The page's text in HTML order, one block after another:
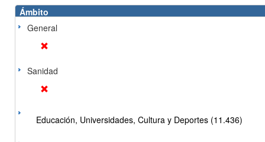
Ámbito
General
Sanidad
Educación, Universidades, Cultura y Deportes (11.436)